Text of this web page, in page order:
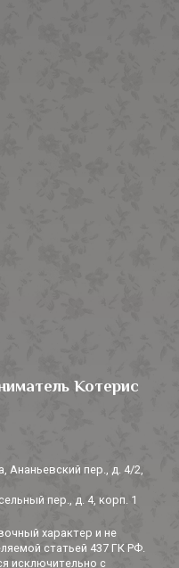
Котерис
Ананьевский пер., д. 4/2,
пер., д. 4, корп. 1
характер и не
статьей 437 ГК РФ.
исключительно с